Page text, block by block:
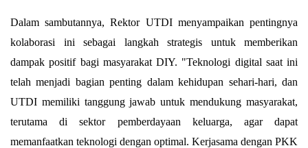
Dalam sambutannya, Rektor UTDI menyampaikan pentingnya
kolaborasi ini sebagai langkah strategis untuk memberikan
dampak positif bagi masyarakat DIY. "Teknologi digital saat ini
telah menjadi bagian penting dalam kehidupan sehari-hari, dan
UTDI memiliki tanggung jawab untuk mendukung masyarakat,
terutama di sektor pemberdayaan keluarga, agar dapat
memanfaatkan teknologi dengan optimal. Kerjasama dengan PKK